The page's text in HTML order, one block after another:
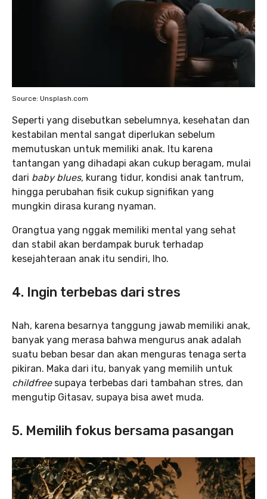
Source: Unsplash.com
Seperti yang disebutkan sebelumnya, kesehatan dan
kestabilan mental sangat diperlukan sebelum
memutuskan untuk memiliki anak. Itu karena
tantangan yang dihadapi akan cukup beragam, mulai
dari baby blues, kurang tidur, kondisi anak tantrum,
hingga perubahan fisik cukup signifikan yang
mungkin dirasa kurang nyaman.
Orangtua yang nggak memiliki mental yang sehat
dan stabil akan berdampak buruk terhadap
kesejahteraan anak itu sendiri, lho.
4. Ingin terbebas dari stres
Nah, karena besarnya tanggung jawab memiliki anak,
banyak yang merasa bahwa mengurus anak adalah
suatu beban besar dan akan menguras tenaga serta
pikiran. Maka dari itu, banyak yang memilih untuk
childfree supaya terbebas dari tambahan stres, dan
mengutip Gitasav, supaya bisa awet muda.
5. Memilih fokus bersama pasangan